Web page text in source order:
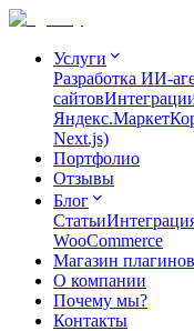
Услуги
Разработка ИИ-
сайтов
Яндекс.Маркет
Next.js)
Портфолио
Отзывы
Блог
Статьи
WooCommerce
Магазин плагинов
О компании
Почему мы?
Контакты